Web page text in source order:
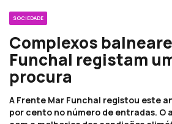
SOCIEDADE
Complexos
Funchal registam
procura
A Frente Mar Funchal registou este
por cento no número de entradas. O